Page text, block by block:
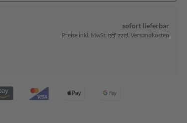
sofort lieferbar
Preise inkl. MwSt. ggf. zzgl. Versandkosten